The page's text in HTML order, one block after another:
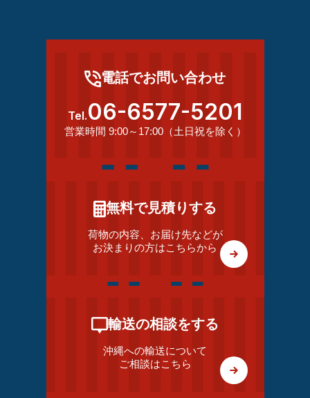
電話でお問い合わせ
Tel.06-6577-5201
営業時間 9:00～17:00（土日祝を除く）
無料で見積りする
荷物の内容、お届け先などが
お決まりの方はこちらから
輸送の相談をする
沖縄への輸送について
ご相談はこちら